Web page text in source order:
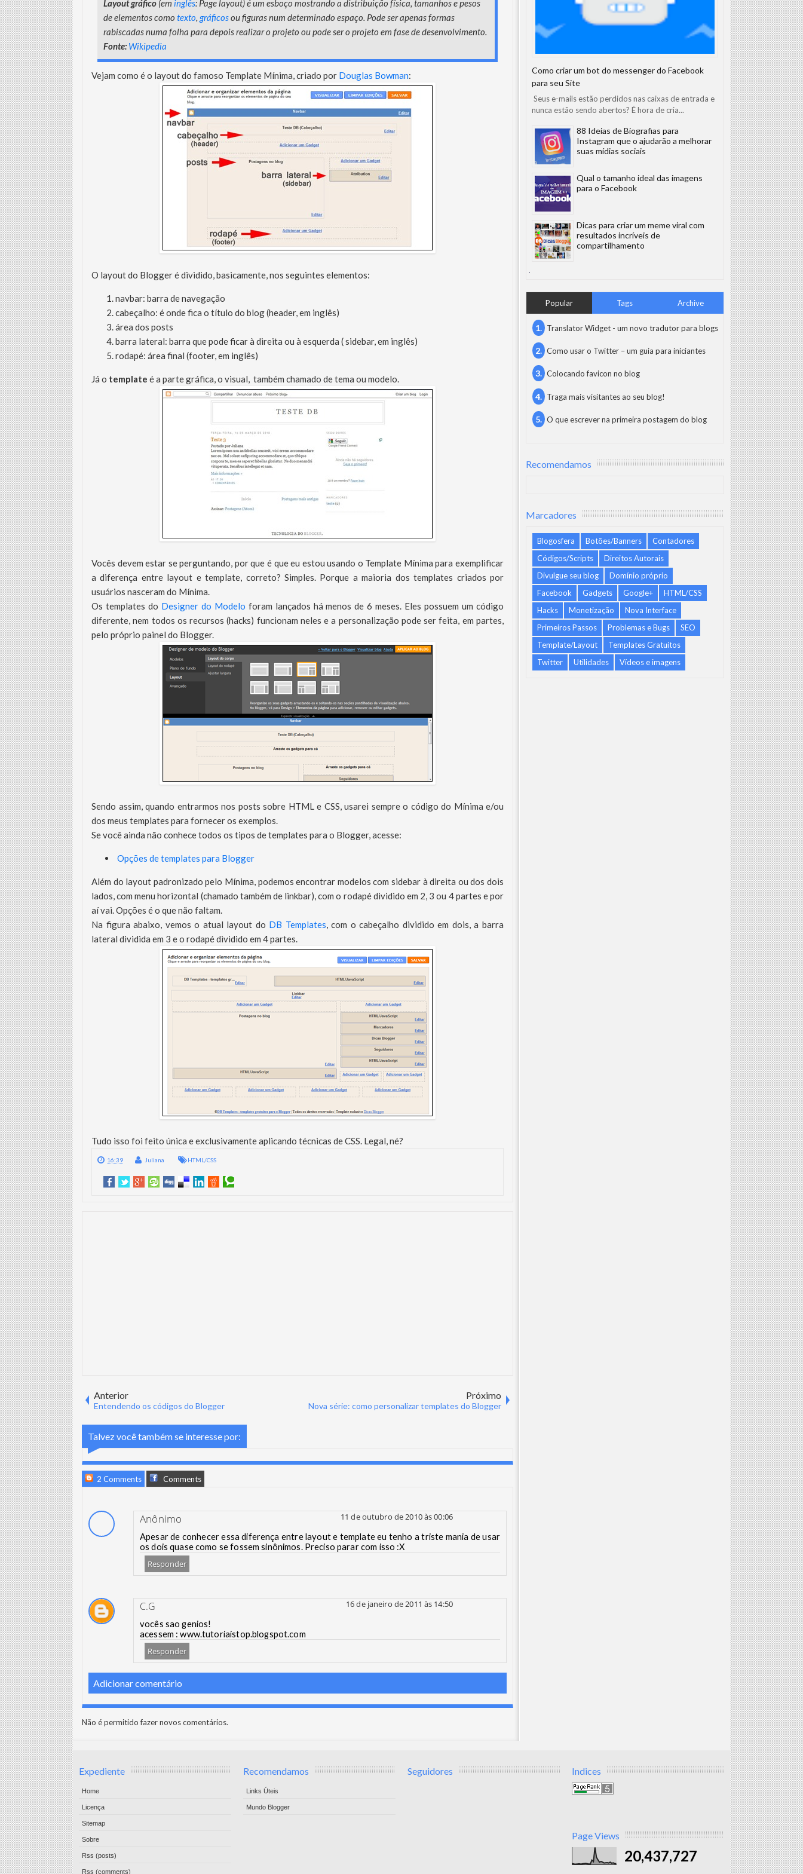
Layout gráfico (em inglês: Page layout) é um esboço mostrando a distribuição física, tamanhos e pesos
de elementos como texto, gráficosou figuras num determinado espaço. Pode ser apenas formas
rabiscadas numa folha para depois realizar o projeto ou pode ser o projeto em fase de desenvolvimento.
Fonte: Wikipedia
Vejam como é o layout do famoso Template Mínima, criado por Douglas Bowman:
O layout do Blogger é dividido, basicamente, nos seguintes elementos:
navbar: barra de navegação
cabeçalho: é onde fica o título do blog (header, em inglês)
área dos posts
barra lateral: barra que pode ficar à direita ou à esquerda ( sidebar, em inglês)
rodapé: área final (footer, em inglês)
Já o template é a parte gráfica, o visual, também chamado de tema ou modelo.
Vocês devem estar se perguntando, por que é que eu estou usando o Template Mínima para exemplificar
a diferença entre layout e template, correto? Simples. Porque a maioria dos templates criados por
usuários nasceram do Mínima.
Os templates do Designer do Modelo foram lançados há menos de 6 meses. Eles possuem um código
diferente, nem todos os recursos (hacks) funcionam neles e a personalização pode ser feita, em partes,
pelo próprio painel do Blogger.
Sendo assim, quando entrarmos nos posts sobre HTML e CSS, usarei sempre o código do Mínima e/ou
dos meus templates para fornecer os exemplos.
Se você ainda não conhece todos os tipos de templates para o Blogger, acesse:
Opções de templates para Blogger
Além do layout padronizado pelo Mínima, podemos encontrar modelos com sidebar à direita ou dos dois
lados, com menu horizontal (chamado também de linkbar), com o rodapé dividido em 2, 3 ou 4 partes e por
aí vai. Opções é o que não faltam.
Na figura abaixo, vemos o atual layout do DB Templates, com o cabeçalho dividido em dois, a barra
lateral dividida em 3 e o rodapé dividido em 4 partes.
Tudo isso foi feito única e exclusivamente aplicando técnicas de CSS. Legal, né?
16:39 Juliana HTML/CSS
Anterior
Entendendo os códigos do Blogger
Próximo
Nova série: como personalizar templates do Blogger
Talvez você também se interesse por:
2 Comments Comments
Anônimo 11 de outubro de 2010 às 00:06
Apesar de conhecer essa diferença entre layout e template eu tenho a triste mania de usar
os dois quase como se fossem sinônimos. Preciso parar com isso :X
Responder
C.G 16 de janeiro de 2011 às 14:50
vocês sao genios!
acessem : www.tutoriaistop.blogspot.com
Responder
Adicionar comentário
Não é permitido fazer novos comentários.
Como criar um bot do messenger do Facebook
para seu Site
Seus e-mails estão perdidos nas caixas de entrada e
nunca estão sendo abertos? É hora de cria...
88 Ideias de Biografias para
Instagram que o ajudarão a melhorar
suas mídias sociais
Qual o tamanho ideal das imagens
para o Facebook
Dicas para criar um meme viral com
resultados incríveis de
compartilhamento
Popular Tags Archive
Translator Widget - um novo tradutor para blogs
Como usar o Twitter – um guia para iniciantes
Colocando favicon no blog
Traga mais visitantes ao seu blog!
O que escrever na primeira postagem do blog
Recomendamos
Marcadores
Blogosfera Botões/Banners
Contadores
Códigos/Scripts
Direitos Autorais
Divulgue seu blog
Domínio próprio
Facebook
Gadgets Google+
HTML/CSS
Hacks
Monetização
Nova Interface
Primeiros Passos
Problemas e Bugs
SEO
Template/Layout
Templates Gratuitos
Twitter
Utilidades Vídeos e imagens
Expediente
Home
Licença
Sitemap
Sobre
Rss (posts)
Rss (comments)
Recomendamos
Links Úteis
Mundo Blogger
Seguidores Indices
Page Views
20,437,727